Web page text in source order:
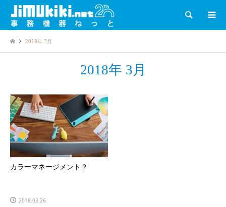
検索
2018年 3月
2018年 3月
カラーマネージメント？
2018.03.26